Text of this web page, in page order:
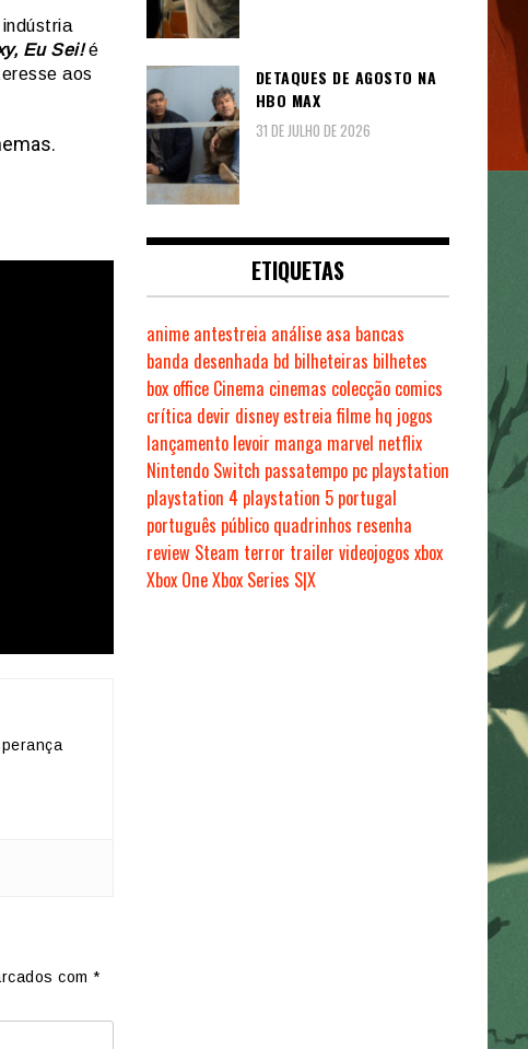
Eu Sei!é
aos
com *
DETAQUES DE AGOSTO NA
HBO MAX
31 DE JULHO DE 2026
ETIQUETAS
anime antestreia análise asa bancas
banda desenhada bd bilheteiras bilhetes
box office Cinema cinemas colecção comics
crítica devir disney estreiafilme hq jogos
lançamento levoir manga marvel netflix
Nintendo Switch passatempo pc playstation
playstation 4 playstation 5 portugal
português público quadrinhos resenha
review Steam terror trailer videojogos xbox
Xbox OneXbox Series S|X